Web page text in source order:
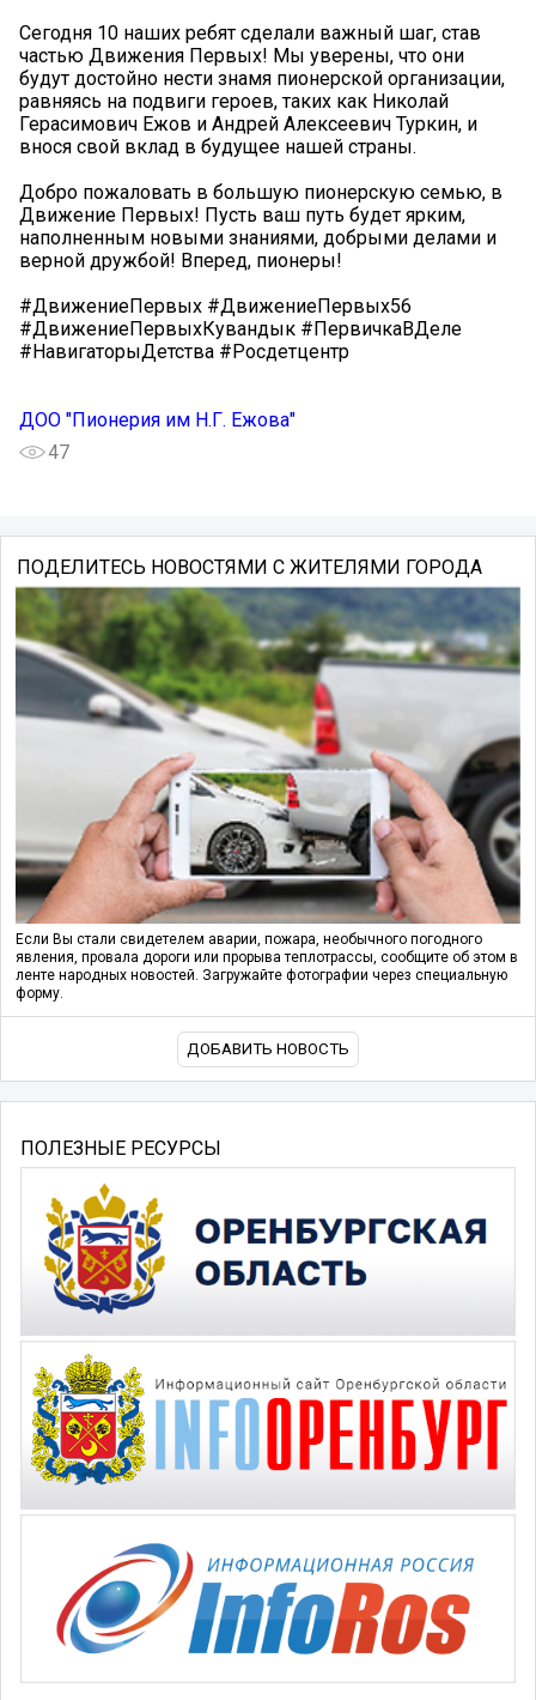
Сегодня 10 наших ребят сделали важный шаг, став
частью Движения Первых! Мы уверены, что они
будут достойно нести знамя пионерской организации,
равняясь на подвиги героев, таких как Николай
Герасимович Ежов и Андрей Алексеевич Туркин, и
внося свой вклад в будущее нашей страны.
Добро пожаловать в большую пионерскую семью, в
Движение Первых! Пусть ваш путь будет ярким,
наполненным новыми знаниями, добрыми делами и
верной дружбой! Вперед, пионеры!
#ДвижениеПервых #ДвижениеПервых56
#ДвижениеПервыхКувандык #ПервичкаВДеле
#НавигаторыДетства #Росдетцентр
ДОО "Пионерия им Н.Г. Ежова"
47
ПОДЕЛИТЕСЬ НОВОСТЯМИ С ЖИТЕЛЯМИ ГОРОДА
Если Вы стали свидетелем аварии, пожара, необычного погодного
явления, провала дороги или прорыва теплотрассы, сообщите об этом в
ленте народных новостей. Загружайте фотографии через специальную
форму.
ДОБАВИТЬ НОВОСТЬ
ПОЛЕЗНЫЕ РЕСУРСЫ